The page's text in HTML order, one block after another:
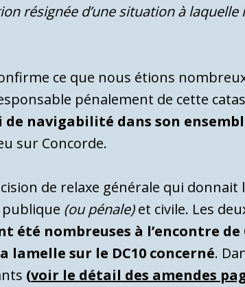
résignée d’une situation à
ce que nous étions
pénalement de cette
navigabilité dans son
sur Concorde.
de relaxe générale qui donnait
publique (ou pénale)et civile. Les
été nombreuses à l’encontre
lamelle sur le DC10 concerné.
(voir le détail des amendes